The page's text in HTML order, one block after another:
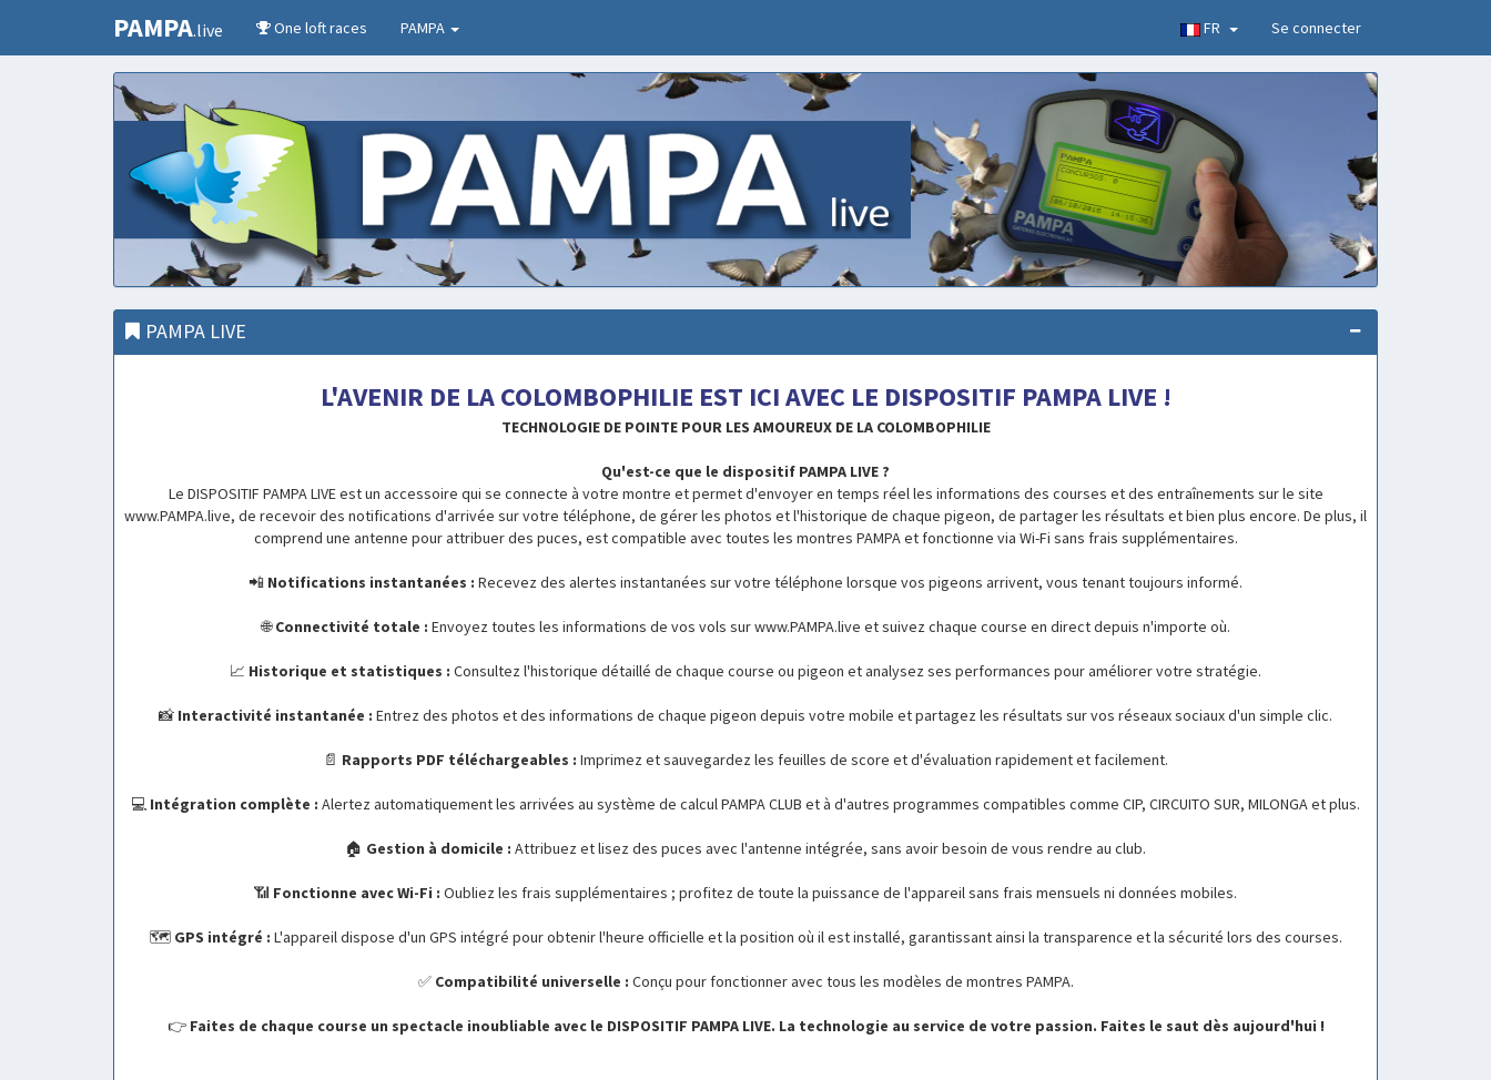
PAMPA.live One loft races PAMPA FR Se connecter
PAMPA LIVE
L'AVENIR DE LA COLOMBOPHILIE EST ICI AVEC LE DISPOSITIF PAMPA LIVE !
TECHNOLOGIE DE POINTE POUR LES AMOUREUX DE LA COLOMBOPHILIE
Qu'est-ce que le dispositif PAMPA LIVE ?
Le DISPOSITIF PAMPA LIVE est un accessoire qui se connecte à votre montre et permet d'envoyer en temps réel les informations des courses et des entraînements sur le site
www.PAMPA.live, de recevoir des notifications d'arrivée sur votre téléphone, de gérer les photos et l'historique de chaque pigeon, de partager les résultats et bien plus encore. De plus, il
comprend une antenne pour attribuer des puces, est compatible avec toutes les montres PAMPA et fonctionne via Wi-Fi sans frais supplémentaires.
📲 Notifications instantanées : Recevez des alertes instantanées sur votre téléphone lorsque vos pigeons arrivent, vous tenant toujours informé.
🌐Connectivité totale : Envoyez toutes les informations de vos vols sur www.PAMPA.live et suivez chaque course en direct depuis n'importe où.
📈 Historique et statistiques : Consultez l'historique détaillé de chaque course ou pigeon et analysez ses performances pour améliorer votre stratégie.
📸 Interactivité instantanée : Entrez des photos et des informations de chaque pigeon depuis votre mobile et partagez les résultats sur vos réseaux sociaux d'un simple clic.
📄 Rapports PDF téléchargeables : Imprimez et sauvegardez les feuilles de score et d'évaluation rapidement et facilement.
💻 Intégration complète : Alertez automatiquement les arrivées au système de calcul PAMPA CLUB et à d'autres programmes compatibles comme CIP, CIRCUITO SUR, MILONGA et plus.
🏠 Gestion à domicile : Attribuez et lisez des puces avec l'antenne intégrée, sans avoir besoin de vous rendre au club.
📶 Fonctionne avec Wi-Fi : Oubliez les frais supplémentaires ; profitez de toute la puissance de l'appareil sans frais mensuels ni données mobiles.
🗺️ GPS intégré : L'appareil dispose d'un GPS intégré pour obtenir l'heure officielle et la position où il est installé, garantissant ainsi la transparence et la sécurité lors des courses.
✅ Compatibilité universelle : Conçu pour fonctionner avec tous les modèles de montres PAMPA.
👉 Faites de chaque course un spectacle inoubliable avec le DISPOSITIF PAMPA LIVE. La technologie au service de votre passion. Faites le saut dès aujourd'hui !